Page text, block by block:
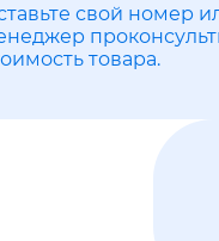
свой номер
товара.